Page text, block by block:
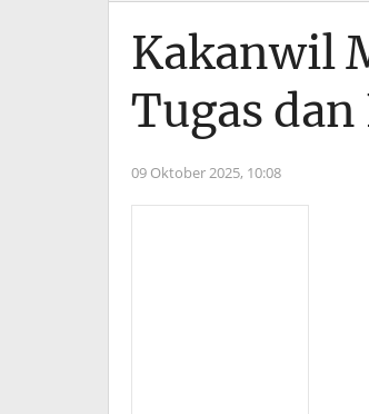
Kakanwil
Tugas
09 Oktober 2025, 10:08